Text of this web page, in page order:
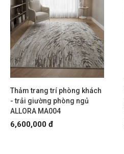
Thảm trang trí phòng khách
- trải giường phòng ngủ
ALLORA MA004
6,600,000 đ